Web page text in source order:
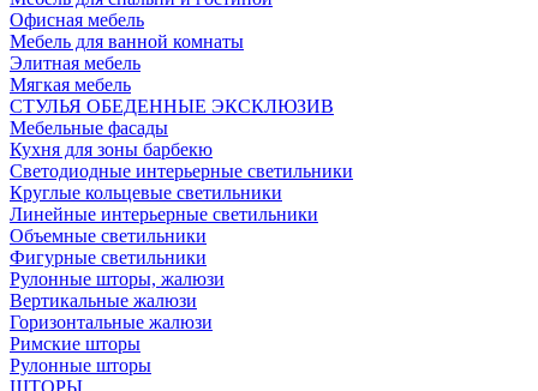
Офисная мебель
Мебель для ванной комнаты
Элитная мебель
Мягкая мебель
СТУЛЬЯ ОБЕДЕННЫЕ ЭКСКЛЮЗИВ
Мебельные фасады
Кухня для зоны барбекю
Светодиодные интерьерные светильники
Круглые кольцевые светильники
Линейные интерьерные светильники
Объемные светильники
Фигурные светильники
Рулонные шторы, жалюзи
Вертикальные жалюзи
Горизонтальные жалюзи
Римские шторы
Рулонные шторы
ШТОРЫ